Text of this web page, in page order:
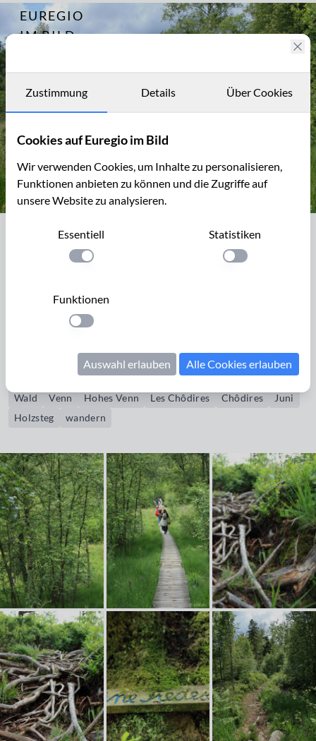
EUREGIO
IM BILD
Archiv
Kontakt
Archiv
Holzsteg im Gebiet Chôdires, Hohes
Venn bei Xhoffraix
Wanderweg Xhoffraix Ostbelgien
Venngebiet
Wald
Venn Hohes Venn Les Chôdires Chôdires
Juni
Holzsteg
wandern
Zustimmung Details Über Cookies
Cookies auf Euregio im Bild
Wir verwenden Cookies, um Inhalte zu personalisieren,
Funktionen anbieten zu können und die Zugriffe auf
unsere Website zu analysieren.
Essentiell
Einstellung anwenden
Statistiken
Einstellung
Funktionen
Einstellung anwenden
Auswahl erlauben Alle Cookies erlauben